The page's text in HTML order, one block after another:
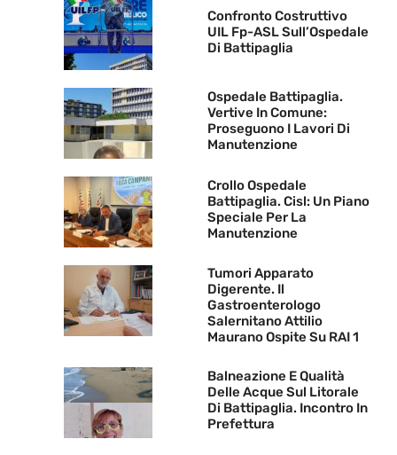
Confronto Costruttivo
UIL Fp-ASL Sull’Ospedale
Di Battipaglia
Ospedale Battipaglia.
Vertive In Comune:
Proseguono I Lavori Di
Manutenzione
Crollo Ospedale
Battipaglia. Cisl: Un Piano
Speciale Per La
Manutenzione
Tumori Apparato
Digerente. Il
Gastroenterologo
Salernitano Attilio
Maurano Ospite Su RAI 1
Balneazione E Qualità
Delle Acque Sul Litorale
Di Battipaglia. Incontro In
Prefettura